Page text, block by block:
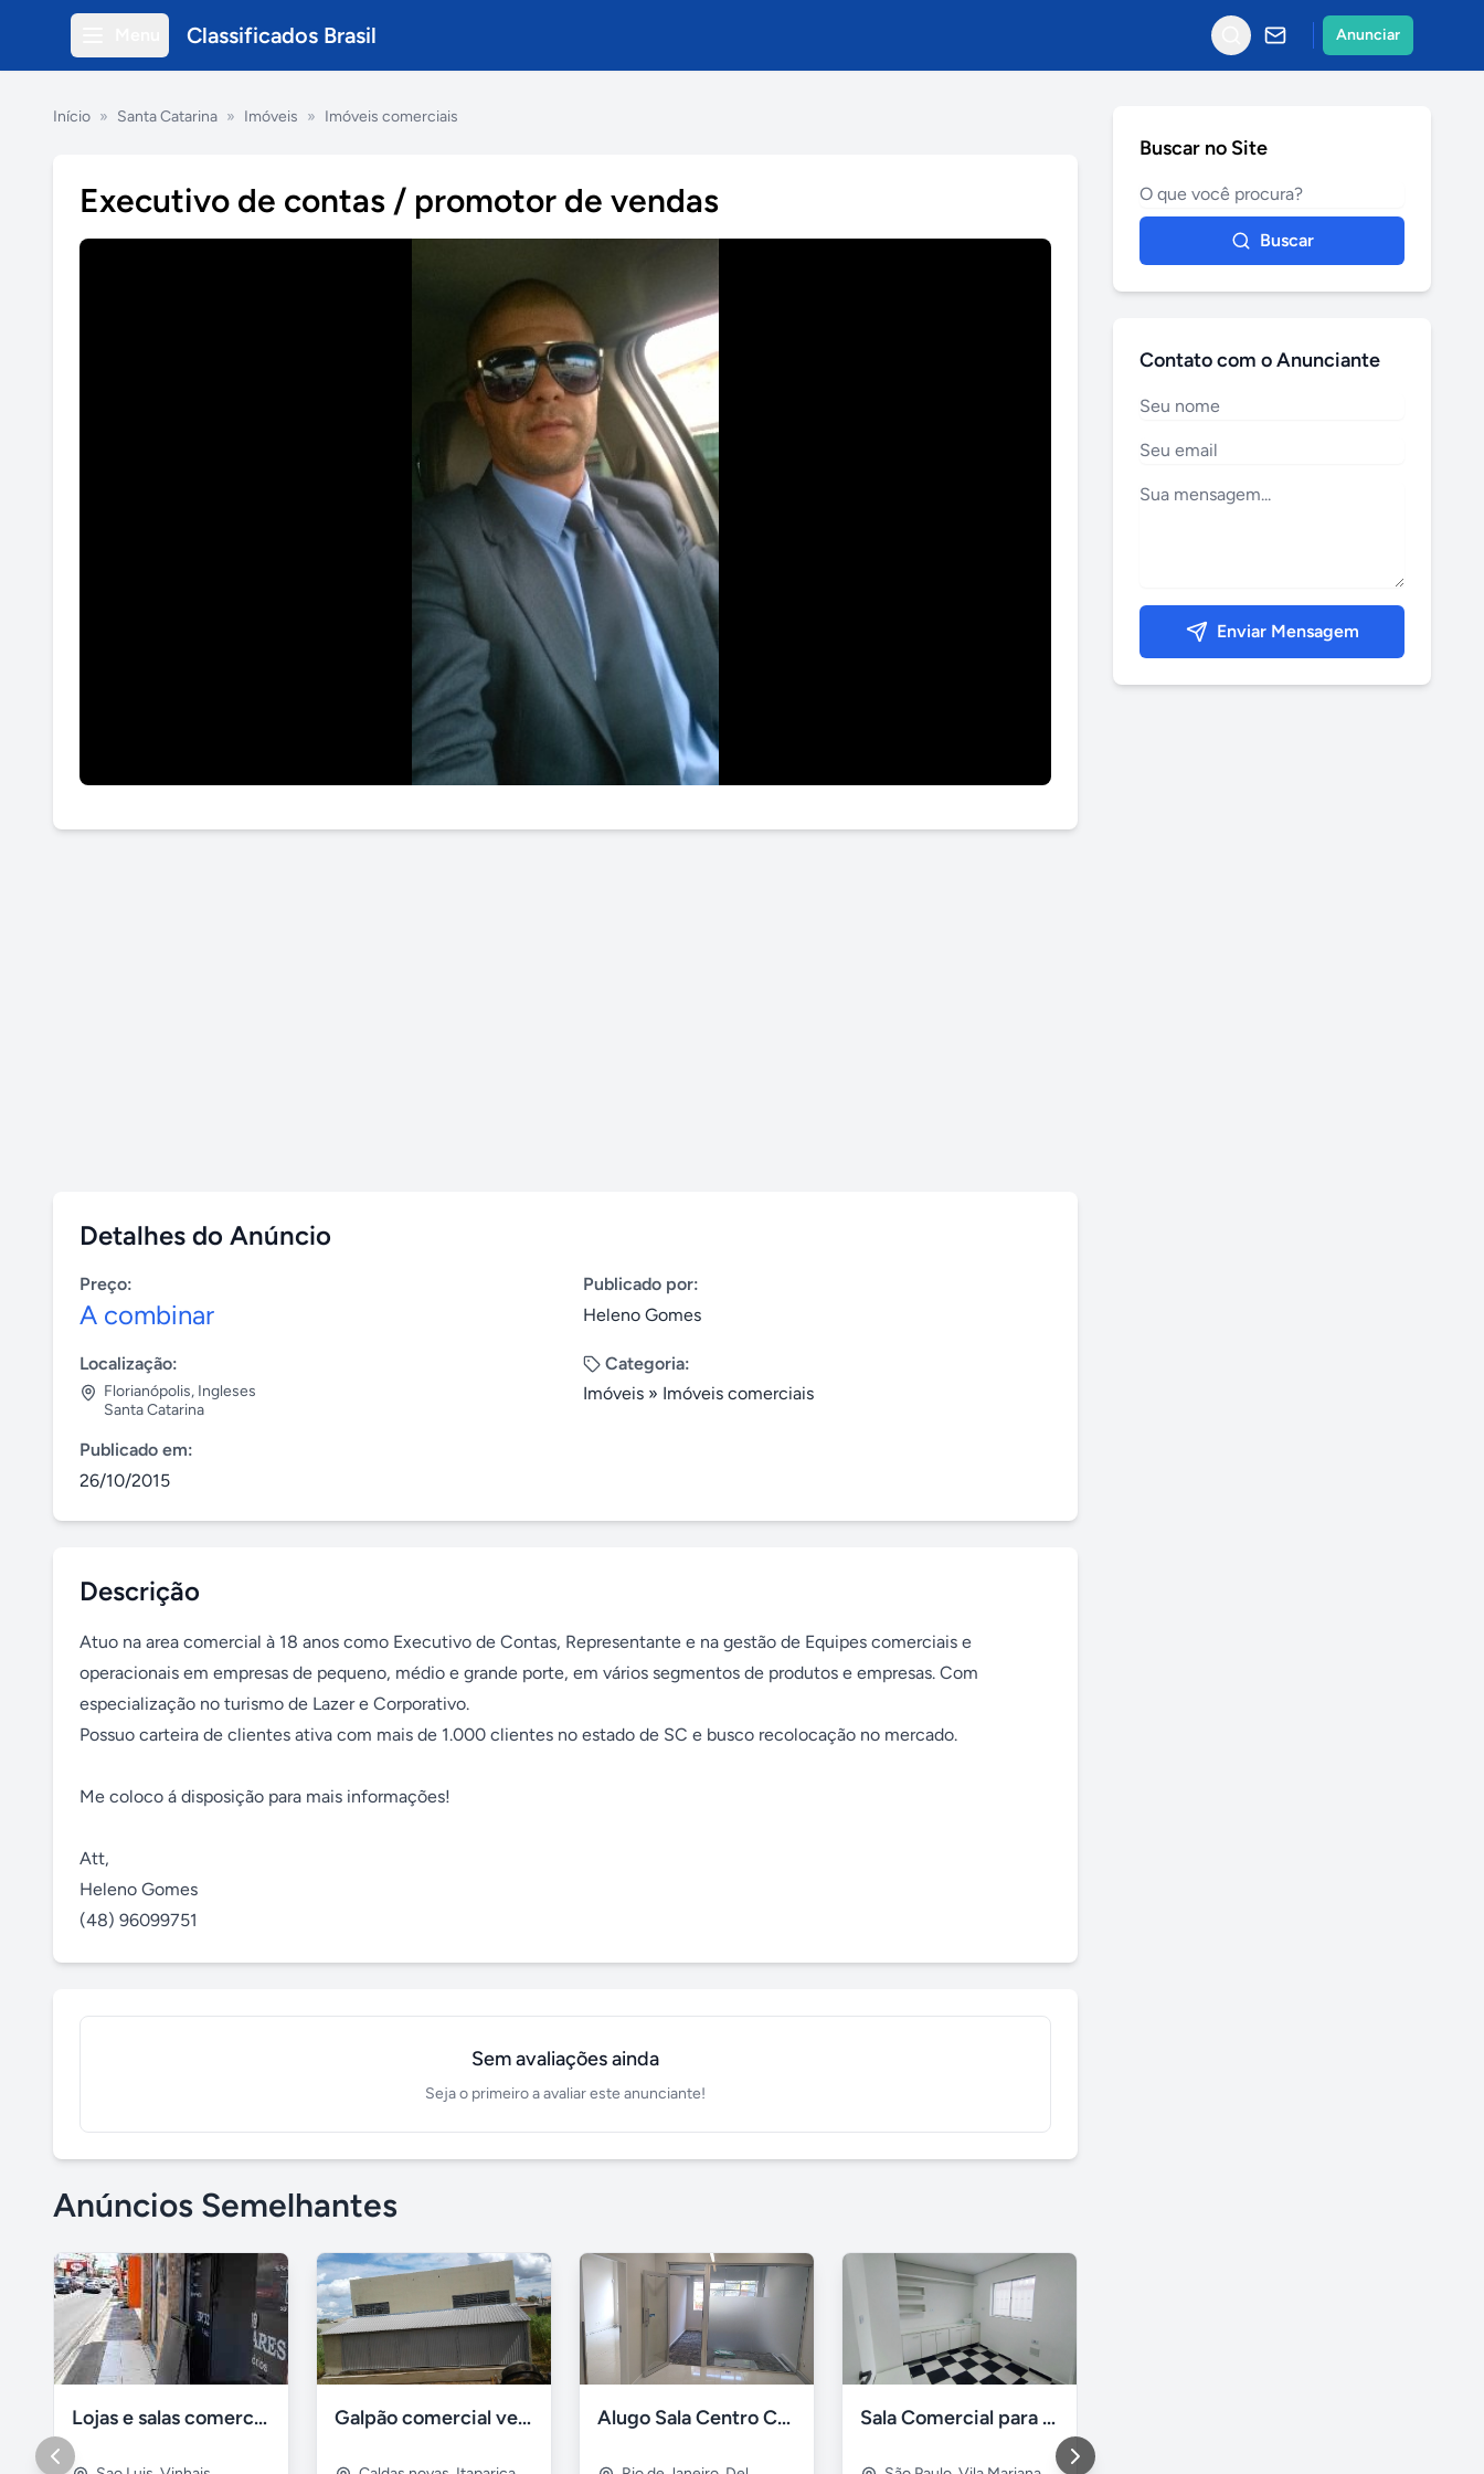
Classificados Brasil Anunciar
Início » Santa Catarina » Imóveis » Imóveis comerciais
Executivo de contas / promotor de vendas
Detalhes do Anúncio
Preço:
A combinar
Publicado por:
Heleno Gomes
Localização:
Florianópolis, Ingleses
Santa Catarina
Categoria:
Imóveis » Imóveis comerciais
Publicado em:
26/10/2015
Descrição
Atuo na area comercial à 18 anos como Executivo de Contas, Representante e na gestão de Equipes comerciais e
operacionais em empresas de pequeno, médio e grande porte, em vários segmentos de produtos e empresas. Com
especialização no turismo de Lazer e Corporativo.
Possuo carteira de clientes ativa com mais de 1.000 clientes no estado de SC e busco recolocação no mercado.
Me coloco á disposição para mais informações!
Att,
Heleno Gomes
(48) 96099751
Sem avaliações ainda
Seja o primeiro a avaliar este anunciante!
Anúncios Semelhantes
Lojas e salas comerciais no vinhais Galpão comercial vende Alugo Sala Centro Comercial Nova América Sala Comercial para Locação - Vila Mariana - 9 m²
Buscar no Site
Buscar
Contato com o Anunciante
Enviar Mensagem